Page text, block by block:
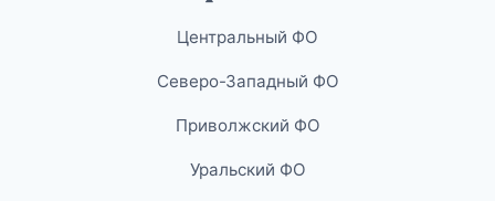
Центральный ФО
Северо-Западный ФО
Приволжский ФО
Уральский ФО